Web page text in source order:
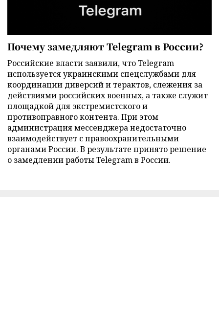
Почему замедляют Telegram в России?
Российские власти заявили, что Telegram
используется украинскими спецслужбами для
координации диверсий и терактов, слежения за
действиями российских военных, а также служит
площадкой для экстремистского и
противоправного контента. При этом
администрация мессенджера недостаточно
взаимодействует с правоохранительными
органами России. В результате принято решение
о замедлении работы Telegram в России.